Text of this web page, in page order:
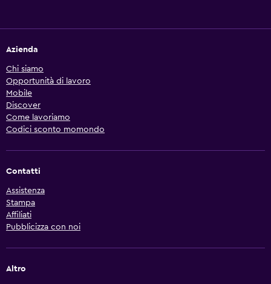
Azienda
Chi siamo
Opportunità di lavoro
Mobile
Discover
Come lavoriamo
Codici sconto momondo
Contatti
Assistenza
Stampa
Affiliati
Pubblicizza con noi
Altro